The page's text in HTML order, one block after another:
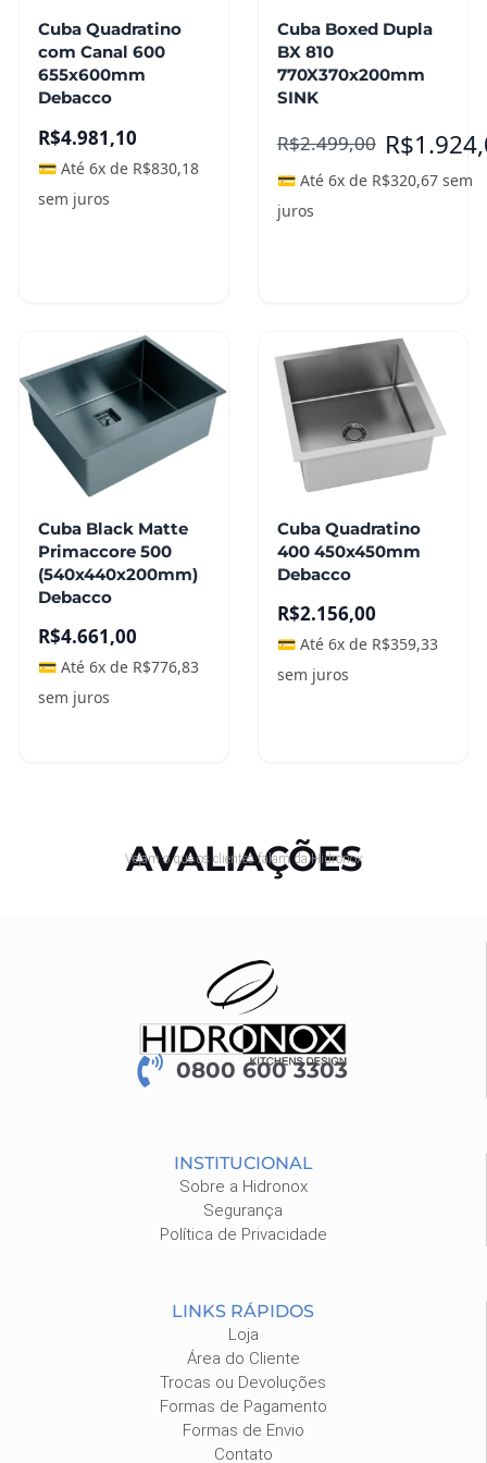
Cuba Quadratino
com Canal 600
655x600mm
Debacco
R$4.981,10
💳 Até 6x de R$830,18
sem juros
Cuba Boxed Dupla
BX 810
770X370x200mm
SINK
R$2.499,00 R$
💳 Até 6x de R$320,67sem
juros
Cuba Black Matte
Primaccore 500
(540x440x200mm)
Debacco
R$4.661,00
💳 Até 6x de R$776,83
sem juros
Cuba Quadratino
400 450x450mm
Debacco
R$2.156,00
💳 Até 6x de R$359,33
sem juros
AVALIAÇÕES
Vejam o que os clientes falam da Hidronox
0800 600 3303
INSTITUCIONAL
Sobre a Hidronox
Segurança
Política de Privacidade
LINKS RÁPIDOS
Loja
Área do Cliente
Trocas ou Devoluções
Formas de Pagamento
Formas de Envio
Contato